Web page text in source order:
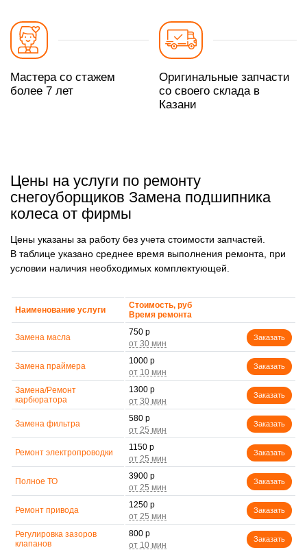
Мастера со стажем
более 7 лет
Оригинальные запчасти
со своего склада в
Казани
Цены на услуги по ремонту
снегоуборщиков Замена подшипника
колеса от фирмы
Цены указаны за работу без учета стоимости запчастей.
В таблице указано среднее время выполнения ремонта, при
условии наличия необходимых комплектующей.
Наименование услуги
Стоимость, руб
Время ремонта
Замена масла
750 р
Заказать
Замена праймера
1000 р
Заказать
Замена/Pемонт
карбюратора
1300 р
Заказать
Замена фильтра
580 р
Заказать
Ремонт электропроводки
1150 р
Заказать
Полное ТО
3900 р
Заказать
Ремонт привода
1250 р
Заказать
Регулировка зазоров
клапанов
800 р
Заказать